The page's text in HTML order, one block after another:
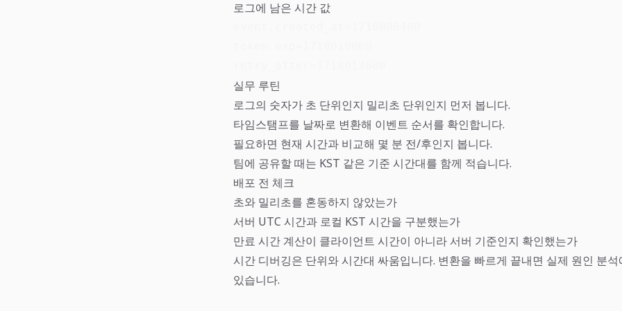
로그에 남은 시간 값
실무 루틴
로그의 숫자가 초 단위인지 밀리초 단위인지 먼저 봅니다.
타임스탬프를 날짜로 변환해 이벤트 순서를 확인합니다.
필요하면 현재 시간과 비교해 몇 분 전/후인지 봅니다.
팀에 공유할 때는 KST 같은 기준 시간대를 함께 적습니다.
배포 전 체크
초와 밀리초를 혼동하지 않았는가
서버 UTC 시간과 로컬 KST 시간을 구분했는가
만료 시간 계산이 클라이언트 시간이 아니라 서버 기준인지 확인했는가
시간 디버깅은 단위와 시간대 싸움입니다. 변환을 빠르게 끝내면 실제 원인 분석
있습니다.